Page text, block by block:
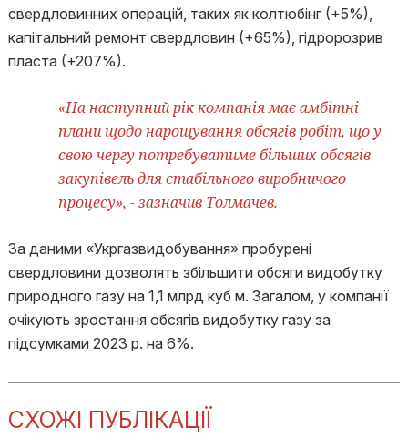
свердловинних операцій, таких як колтюбінг (+5%),
капітальний ремонт свердловин (+65%), гідророзрив
пласта (+207%).
«На наступний рік компанія має амбітні
плани щодо нарощування обсягів робіт, що у
свою чергу потребуватиме більших обсягів
закупівель для стабільного виробничого
процесу», - зазначив Толмачев.
За даними «Укргазвидобування» пробурені
свердловини дозволять збільшити обсяги видобутку
природного газу на 1,1 млрд куб м. Загалом, у компанії
очікують зростання обсягів видобутку газу за
підсумками 2023 р. на 6%.
СХОЖІ ПУБЛІКАЦІЇ